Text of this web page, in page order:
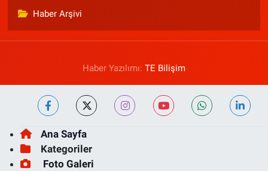
Haber Arşivi
Haber Yazılımı: TE Bilişim
Ana Sayfa
Kategoriler
Foto Galeri